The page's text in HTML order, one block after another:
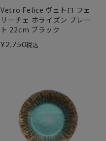
Vetro Felice ヴェトロ フェ
リーチェ ホライズン プレー
ト 22cm ブラック
¥2,750税込